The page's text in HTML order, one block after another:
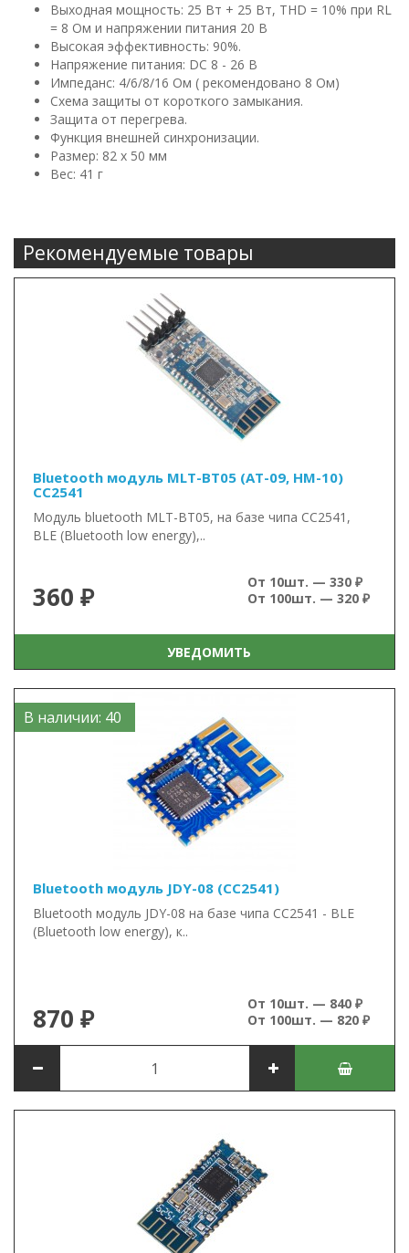
Выходная мощность: 25 Вт + 25 Вт, THD = 10% при RL
= 8 Ом и напряжении питания 20 В
Высокая эффективность: 90%.
Напряжение питания: DC 8 - 26 В
Импеданс: 4/6/8/16 Ом ( рекомендовано 8 Ом)
Схема защиты от короткого замыкания.
Защита от перегрева.
Функция внешней синхронизации.
Размер: 82 х 50 мм
Вес: 41 г
Рекомендуемые товары
Bluetooth модуль MLT-BT05 (AT-09, HM-10)
CC2541
Модуль bluetooth MLT-BT05, на базе чипа CC2541,
BLE (Bluetooth low energy),..
360 ₽
От 10шт. — 330 ₽
От 100шт. — 320 ₽
УВЕДОМИТЬ
В наличии: 40
Bluetooth модуль JDY-08 (CC2541)
Bluetooth модуль JDY-08 на базе чипа CC2541 - BLE
(Bluetooth low energy), к..
870 ₽
От 10шт. — 840 ₽
От 100шт. — 820 ₽